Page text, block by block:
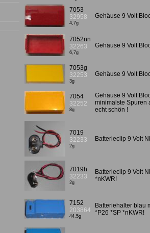
7053
32958
4,7g
Gehäuse 9 Volt
7052nn
32263
6,7g
Gehäuse 9 Volt
7053g
32253
3g
Gehäuse 9 Volt
7054
32252
8g
Gehäuse 9 Volt
minimalste Spuren
echt schön !
7019
32233
2g
Batterieclip 9 Volt
7019h
32233
2g
Batterieclip 9 Volt
*nKWR!
7152
203864
44,5g
Batteriehalter blau
*P26 *SP *nKWR!